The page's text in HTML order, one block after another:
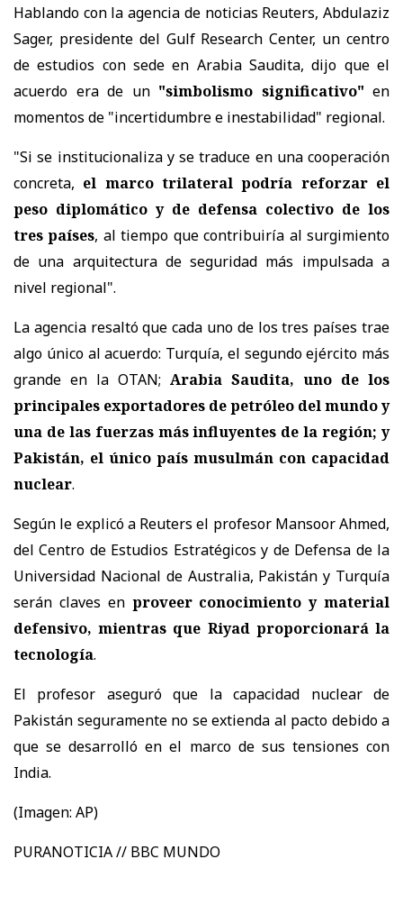
Hablando con la agencia de noticias Reuters, Abdulaziz
Sager, presidente del Gulf Research Center, un centro
de estudios con sede en Arabia Saudita, dijo que el
acuerdo era de un "simbolismo significativo" en
momentos de "incertidumbre e inestabilidad" regional.
"Si se institucionaliza y se traduce en una cooperación
concreta, el marco trilateral podría reforzar el
peso diplomático y de defensa colectivo de los
tres países, al tiempo que contribuiría al surgimiento
de una arquitectura de seguridad más impulsada a
nivel regional".
La agencia resaltó que cada uno de los tres países trae
algo único al acuerdo: Turquía, el segundo ejército más
grande en la OTAN; Arabia Saudita, uno de los
principales exportadores de petróleo del mundo y
una de las fuerzas más influyentes de la región; y
Pakistán, el único país musulmán con capacidad
nuclear.
Según le explicó a Reuters el profesor Mansoor Ahmed,
del Centro de Estudios Estratégicos y de Defensa de la
Universidad Nacional de Australia, Pakistán y Turquía
serán claves en proveer conocimiento y material
defensivo, mientras que Riyad proporcionará la
tecnología.
El profesor aseguró que la capacidad nuclear de
Pakistán seguramente no se extienda al pacto debido a
que se desarrolló en el marco de sus tensiones con
India.
(Imagen: AP)
PURANOTICIA // BBC MUNDO